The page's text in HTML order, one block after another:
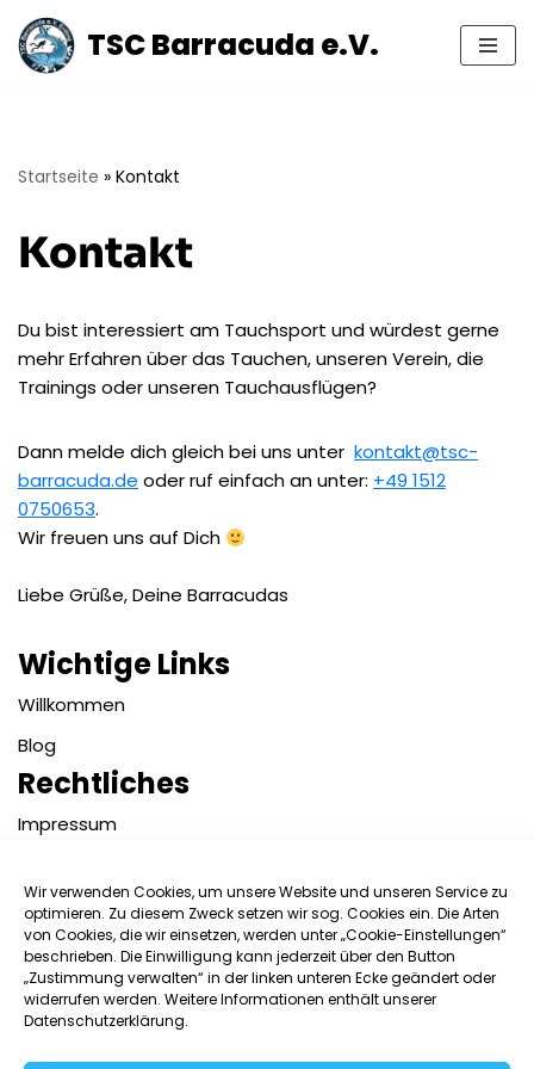
Wir verwenden Cookies, um unsere Website und unseren Service zu
optimieren. Zu diesem Zweck setzen wir sog. Cookies ein. Die Arten
von Cookies, die wir einsetzen, werden unter „Cookie-Einstellungen“
beschrieben. Die Einwilligung kann jederzeit über den Button
„Zustimmung verwalten“ in der linken unteren Ecke geändert oder
widerrufen werden. Weitere Informationen enthält unserer
Datenschutzerklärung.
Zum
TSC Barracuda e.V.
Startseite » Kontakt
Kontakt
Du bist interessiert am Tauchsport und würdest gerne
mehr Erfahren über das Tauchen, unseren Verein, die
Trainings oder unseren Tauchausflügen?
Dann melde dich gleich bei uns unter kontakt@tsc-
barracuda.de oder ruf einfach an unter: +49 1512
0750653.
Wir freuen uns auf Dich
Liebe Grüße, Deine Barracudas
Wichtige Links
Willkommen
Blog
Rechtliches
Impressum
Kontakt
Benutzername: